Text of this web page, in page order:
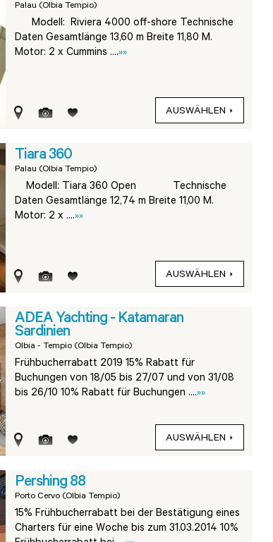
Palau (Olbia Tempio)
Modell: Riviera 4000 off-shore Technische
Daten Gesamtlänge 13,60 m Breite 11,80 M.
Motor: 2 x Cummins ....»»
AUSWÄHLEN
Tiara 360
Palau (Olbia Tempio)
Modell: Tiara 360 Open Technische
Daten Gesamtlänge 12,74 m Breite 11,00 M.
Motor: 2 x ....»»
AUSWÄHLEN
ADEA Yachting - Katamaran
Sardinien
Olbia - Tempio (Olbia Tempio)
Frühbucherrabatt 2019 15% Rabatt für
Buchungen von 18/05 bis 27/07 und von 31/08
bis 26/10 10% Rabatt für Buchungen ....»»
AUSWÄHLEN
Pershing 88
Porto Cervo (Olbia Tempio)
15% Frühbucherrabatt bei der Bestätigung eines
Charters für eine Woche bis zum 31.03.2014 10%